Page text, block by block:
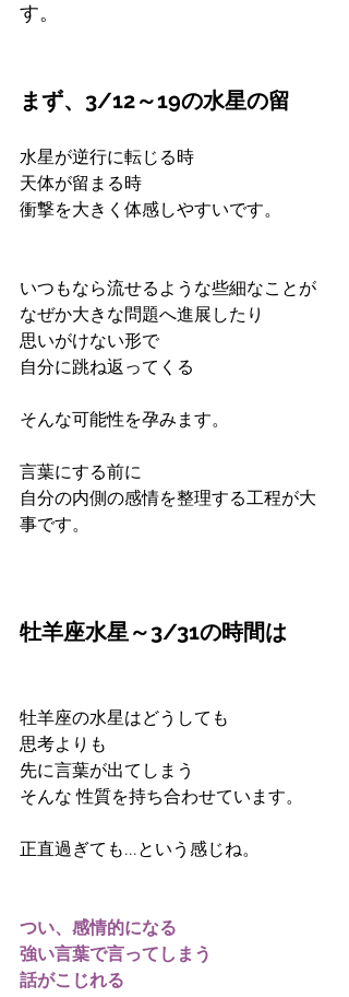
す。
まず、3/12～19の水星の留
水星が逆行に転じる時
天体が留まる時
衝撃を大きく体感しやすいです。
いつもなら流せるような些細なことが
なぜか大きな問題へ進展したり
思いがけない形で
自分に跳ね返ってくる
そんな可能性を孕みます。
言葉にする前に
自分の内側の感情を整理する工程が大
事です。
牡羊座水星～3/31の時間は
牡羊座の水星はどうしても
思考よりも
先に言葉が出てしまう
そんな 性質を持ち合わせています。
正直過ぎても...という感じね。
つい、感情的になる
強い言葉で言ってしまう
話がこじれる